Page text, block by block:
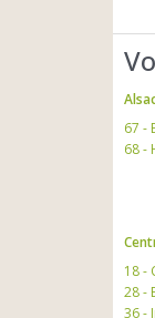
67 -
68 -
18 -
28 -
36 -